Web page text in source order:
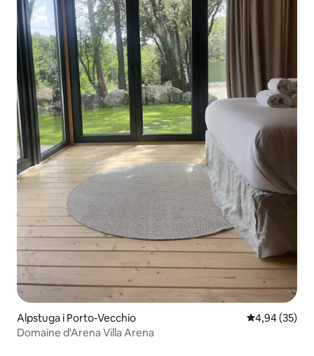
Alpstuga i Porto-Vecchio 4,94 av 5 i
4,94 (35)
Domaine d'Arena Villa Arena